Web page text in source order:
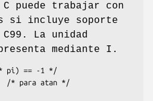
C puede trabajar con
si incluye soporte
La unidad
mediante I.
* pi) == -1 */
/* para atan */